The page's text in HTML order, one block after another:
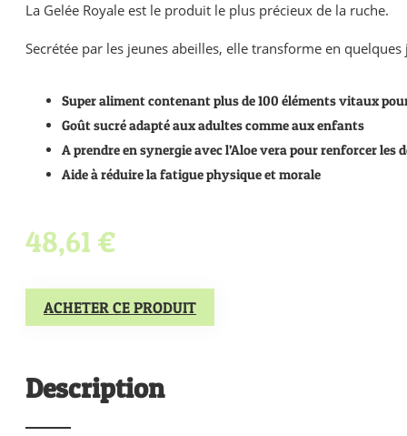
La Gelée Royale est le produit le plus précieux de la ruche.
Secrétée par les jeunes abeilles, elle transforme en
Super aliment contenant plus de 100 éléments vitaux
Goût sucré adapté aux adultes comme aux enfants
A prendre en synergie avec l’Aloe vera pour renforcer les
Aide à réduire la fatigue physique et morale
48,61 €
ACHETER CE PRODUIT
Description